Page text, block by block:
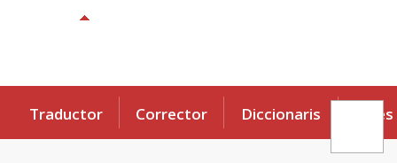
Traductor Corrector Diccionaris Eines